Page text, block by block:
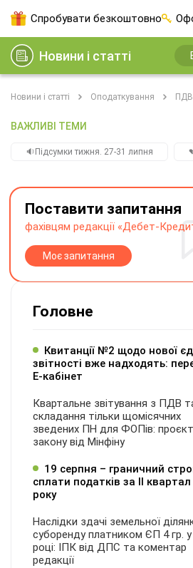
Спробувати безкоштовно
Новини і статті
Новини і статті Оподаткування ПДВ
ВАЖЛИВІ ТЕМИ
🔉Підсумки тижня. 27-31 липня
Поставити запитання
фахівцям редакції «Дебет-
Моє запитання
Головне
Квитанції №2 щодо нової
звітності вже надходять:
Е-кабінет
Квартальне звітування з ПДВ
складання тільки щомісячних
зведених ПН для ФОПів: проєкт
закону від Мінфіну
19 серпня – граничний
сплати податків за ІI
року
Наслідки здачі земельної
суборенду платником ЄП 4 гр. у
році: ІПК від ДПС та коментар
редакції